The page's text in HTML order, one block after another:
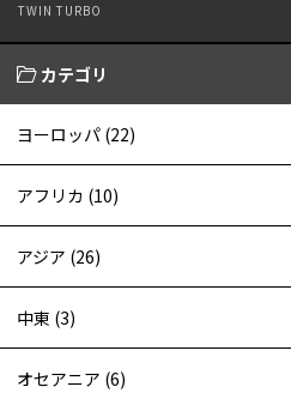
TWIN TURBO
カテゴリ
ヨーロッパ (22)
アフリカ (10)
アジア (26)
中東 (3)
オセアニア (6)